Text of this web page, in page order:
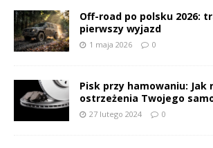
Off-road po polsku 2026:
pierwszy wyjazd
1 maja 2026 0
Pisk przy hamowaniu: Jak
ostrzeżenia Twojego
27 lutego 2024 0